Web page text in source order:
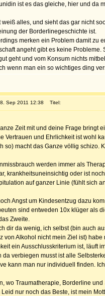
ist es das gleiche, hier und da
weiß alles, und sieht das gar nicht
der Borderlinegeschichte ist.
merken ein Problem damit zu
angeht gibt es keine
geht und vom Konsum nichts
wenn man ein so wichtiges ding
Sep 2011 12:38 Titel:
Zeit mit und deine Frage bringt
Vertrauen und Ehrlichkeit ist wohl
so) macht das Ganze völlig schizo.
werden immer als
krankheitsuneinsichtig oder ist
auf ganzer Linie (fühlt sich
Angst um Kindesentzug dazu
sind entweden 10x klüger als
Zweite.
dir da wenig, ich selbst (bin auch
von Alkohol nicht mein Ziel ist)
ein Ausschlusskriterium ist, läuft
da verbiegen musst ist alle
kann man nur individuell finden.
wo Traumatherapie, Borderline
Leid nur noch das Beste, ist mein